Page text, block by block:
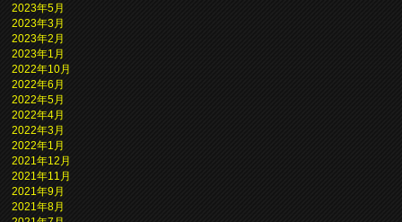
2023年5月
2023年3月
2023年2月
2023年1月
2022年10月
2022年6月
2022年5月
2022年4月
2022年3月
2022年1月
2021年12月
2021年11月
2021年9月
2021年8月